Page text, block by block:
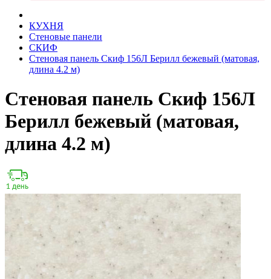
КУХНЯ
Стеновые панели
СКИФ
Стеновая панель Скиф 156Л Берилл бежевый (матовая,
длина 4.2 м)
Стеновая панель Скиф 156Л
Берилл бежевый (матовая,
длина 4.2 м)